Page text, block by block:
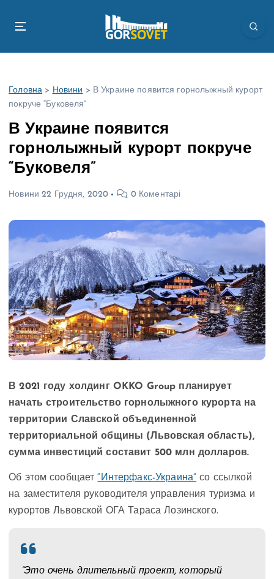
Головна > Новини > В Украине появится горнолыжный курорт
покруче “Буковеля”
В Украине появится
горнолыжный курорт покруче
“Буковеля”
Новини 22 Грудня, 2020 0 Коментарі
В 2021 году холдинг OKKO Group планирует
начать строительство горнолыжного курорта на
территории Славской объединенной
территориальной общины (Львовская область),
сумма инвестиций составит 500 млн долларов.
Об этом сообщает“Интерфакс-Украина” со ссылкой
на заместителя руководителя управления туризма и
курортов Львовской ОГА Тараса Лозинского.
“Это очень длительный проект, который